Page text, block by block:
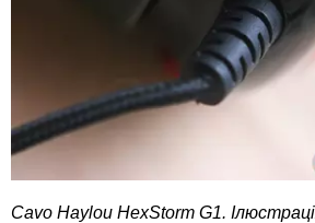
Cavo Haylou HexStorm G1.